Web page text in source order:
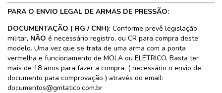
PARA O ENVIO LEGAL DE ARMAS DE PRESSÃO:
DOCUMENTAÇÃO ( RG / CNH): Conforme prevê legislação
militar, NÃO é necessário registro, ou CR para compra deste
modelo. Uma vez que se trata de uma arma com a ponta
vermelha e funcionamento de MOLA ou ELÉTRICO. Basta ter
mais de 18 anos para fazer a compra. ( necessário o envio de
documento para comprovação ) através do email:
documentos@gmtatico.com.br